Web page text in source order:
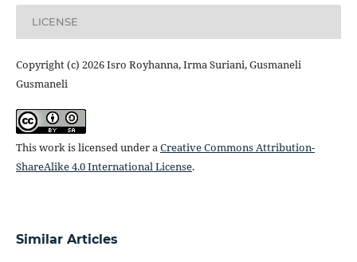
LICENSE
Copyright (c) 2026 Isro Royhanna, Irma Suriani, Gusmaneli
Gusmaneli
This work is licensed under aCreative Commons Attribution-
ShareAlike 4.0 International License.
Similar Articles